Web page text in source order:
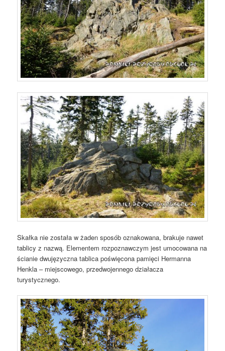
Skałka nie została w żaden sposób oznakowana, brakuje nawet
tablicy z nazwą. Elementem rozpoznawczym jest umocowana na
ścianie dwujęzyczna tablica poświęcona pamięci Hermanna
Henkla – miejscowego, przedwojennego działacza
turystycznego.